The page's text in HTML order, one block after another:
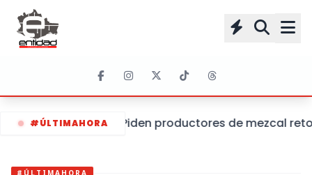
#ÚLTIMAHORA Piden productores de mezcal
#ÚLTIMAHORA